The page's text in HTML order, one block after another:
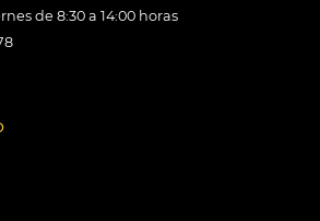
de 8:30 a 14:00 horas